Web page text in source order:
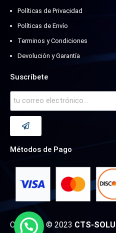
Políticas de Privacidad
Políticas de Envío
Terminos y Condiciones
Devolución y Garantía
Suscríbete
Métodos de Pago
Copyright © 2023 CTS-